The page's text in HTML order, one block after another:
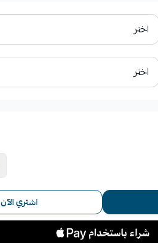
مزعجة.
اشتري الآن